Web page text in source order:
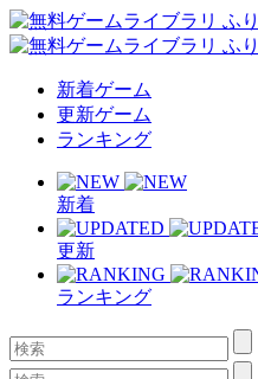
新着ゲーム
更新ゲーム
ランキング
新着
更新
ランキング